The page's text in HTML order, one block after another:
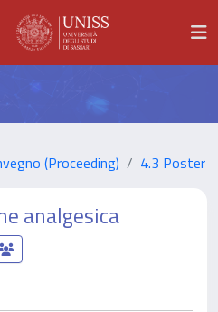
(Proceeding)
4.3 Poster
analgesica